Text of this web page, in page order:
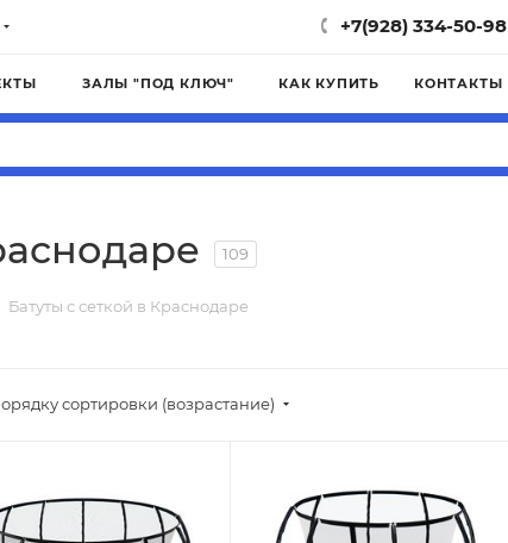
+7(928) 334-50-98
ЗАЛЫ "ПОД КЛЮЧ" КАК КУПИТЬ КОНТАКТЫ
109
Батуты с сеткой в Краснодаре
сортировки (возрастание)